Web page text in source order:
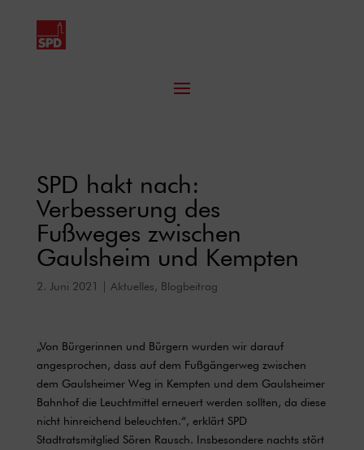
SPD hakt nach:
Verbesserung des
Fußweges zwischen
Gaulsheim und Kempten
2. Juni 2021 Aktuelles, Blogbeitrag
„Von Bürgerinnen und Bürgern wurden wir darauf
angesprochen, dass auf dem Fußgängerweg zwischen
dem Gaulsheimer Weg in Kempten und dem Gaulsheimer
Bahnhof die Leuchtmittel erneuert werden sollten, da diese
nicht hinreichend beleuchten.“, erklärt SPD
Stadtratsmitglied Sören Rausch. Insbesondere nachts stört